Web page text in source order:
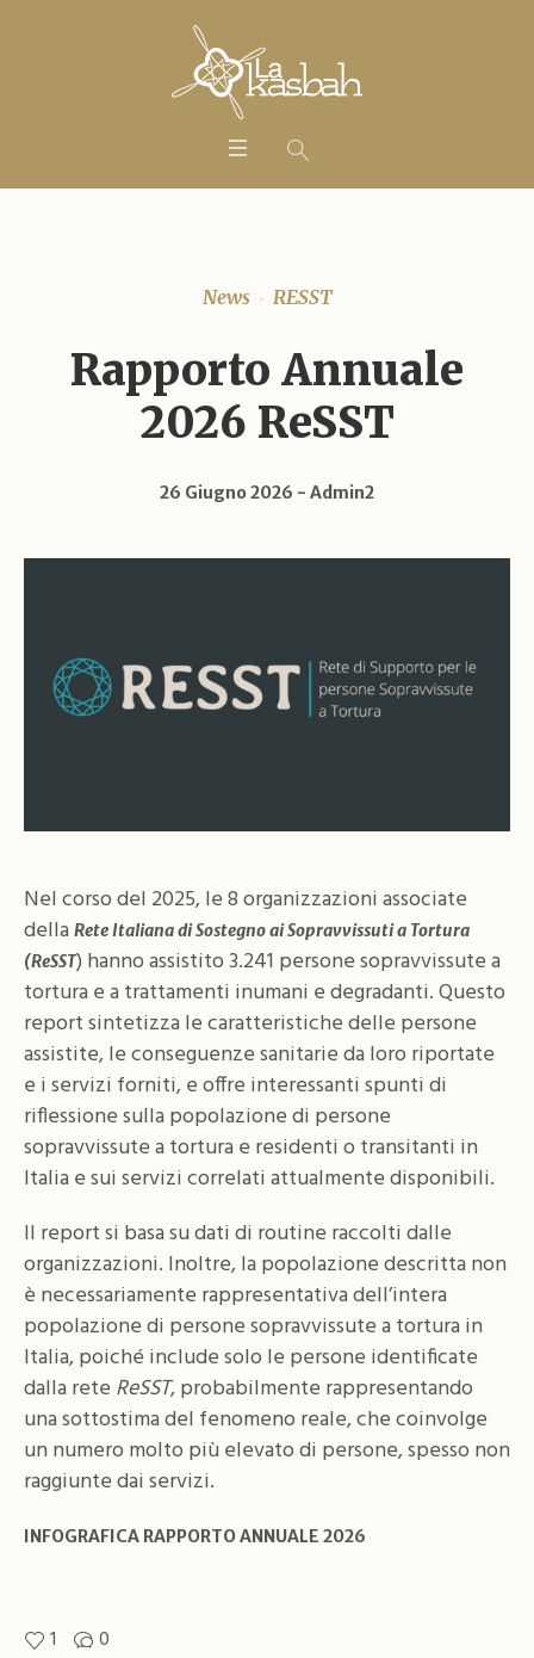
News RESST
Rapporto Annuale
2026 ReSST
26 Giugno 2026 Admin2
Nel corso del 2025, le 8 organizzazioni associate
della Rete Italiana di Sostegno ai Sopravvissuti a Tortura
(ReSST) hanno assistito 3.241 persone sopravvissute a
tortura e a trattamenti inumani e degradanti. Questo
report sintetizza le caratteristiche delle persone
assistite, le conseguenze sanitarie da loro riportate
e i servizi forniti, e offre interessanti spunti di
riflessione sulla popolazione di persone
sopravvissute a tortura e residenti o transitanti in
Italia e sui servizi correlati attualmente disponibili.
Il report si basa su dati di routine raccolti dalle
organizzazioni. Inoltre, la popolazione descritta non
è necessariamente rappresentativa dell’intera
popolazione di persone sopravvissute a tortura in
Italia, poiché include solo le persone identificate
dalla rete ReSST, probabilmente rappresentando
una sottostima del fenomeno reale, che coinvolge
un numero molto più elevato di persone, spesso non
raggiunte dai servizi.
INFOGRAFICA RAPPORTO ANNUALE 2026
1 0